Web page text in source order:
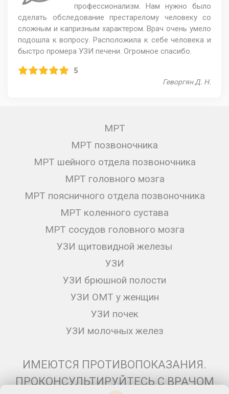
профессионализм. Нам нужно было
сделать обследование престарелому человеку со
сложным и капризным характером. Врач очень умело
подошла к вопросу. Расположила к себе человека и
быстро промера УЗИ печени. Огромное спасибо.
5
Геворгян Д. Н.
МРТ
МРТ позвоночника
МРТ шейного отдела позвоночника
МРТ головного мозга
МРТ поясничного отдела позвоночника
МРТ коленного сустава
МРТ сосудов головного мозга
УЗИ щитовидной железы
УЗИ
УЗИ брюшной полости
УЗИ ОМТ у женщин
УЗИ почек
УЗИ молочных желез
ИМЕЮТСЯ ПРОТИВОПОКАЗАНИЯ.
ПРОКОНСУЛЬТИРУЙТЕСЬ С ВРАЧОМ